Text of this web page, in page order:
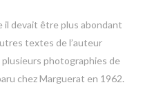
il devait être plus abondant
textes de l’auteur
photographies de
chez Marguerat en 1962.